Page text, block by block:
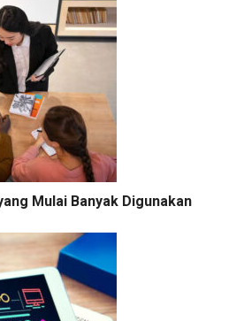
Mulai Banyak Digunakan